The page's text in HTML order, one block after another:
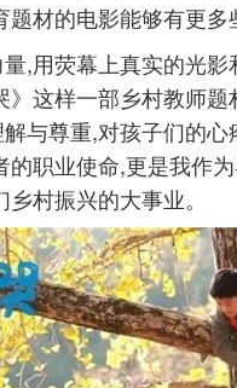
材的电影能够有更多
,用荧幕上真实的光
这样一部乡村教师
与尊重,对孩子们的
职业使命,更是我作
村振兴的大事业。